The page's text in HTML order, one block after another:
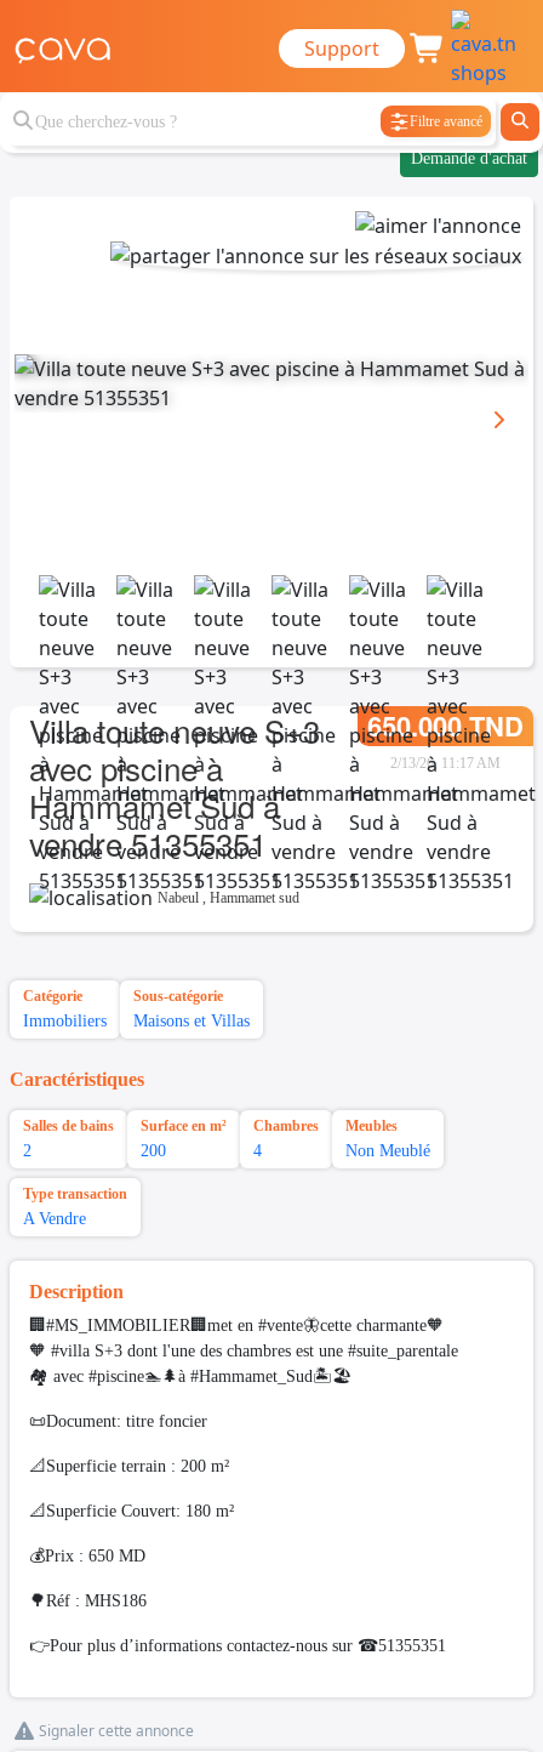
Support
Filtre avancé
Demande d'achat
Villa toute neuve S+3
avec piscine à
Hammamet Sud à
vendre 51355351
650.000 TND
2/13/26, 11:17 AM
Nabeul , Hammamet sud
Catégorie
Immobiliers
Sous-catégorie
Maisons et Villas
Caractéristiques
Salles de bains
2
Surface en m²
200
Chambres
4
Meubles
Non Meublé
Type transaction
A Vendre
Description
🏢#MS_IMMOBILIER🏢met en #vente🦋cette charmante🧡
🧡 #villa S+3 dont l'une des chambres est une #suite_parentale
🏘 avec #piscine🏊🌲à #Hammamet_Sud🏝🏖
📜Document: titre foncier
📐Superficie terrain : 200 m²
📐Superficie Couvert: 180 m²
💰Prix : 650 MD
🌳Réf : MHS186
👉Pour plus d’informations contactez-nous sur ☎51355351
Signaler cette annonce